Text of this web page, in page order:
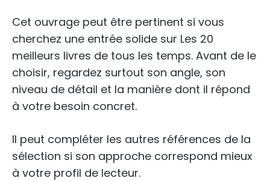
Cet ouvrage peut être pertinent si vous
cherchez une entrée solide sur Les 20
meilleurs livres de tous les temps. Avant de le
choisir, regardez surtout son angle, son
niveau de détail et la manière dont il répond
à votre besoin concret.
Il peut compléter les autres références de la
sélection si son approche correspond mieux
à votre profil de lecteur.